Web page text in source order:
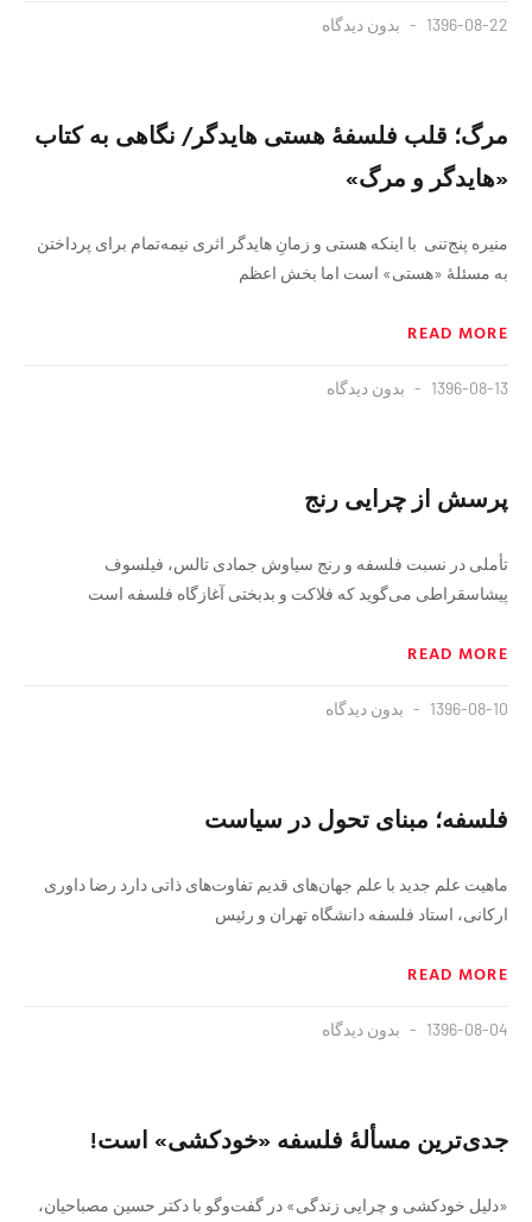
1396-08-22 بدون دیدگاه
مرگ؛ قلب فلسفهٔ هستی هایدگر/ نگاهی به کتاب
«هایدگر و مرگ»
منیره پنج‌تنی با اینکه هستی و زمانِ هایدگر اثری نیمه‌تمام برای پرداختن
به مسئلۀ «هستی» است اما بخش اعظم
READ MORE
1396-08-13 بدون دیدگاه
پرسش از چرایی رنج
تأملی در نسبت فلسفه و رنج سیاوش جمادی تالس، فیلسوف
پیشاسقراطی می‌گوید كه فلاكت و بدبختی آغازگاه فلسفه است
READ MORE
1396-08-10 بدون دیدگاه
فلسفه؛ مبنای تحول در سياست
ماهيت علم جديد با علم جهان‌های قديم تفاوت‌های ذاتی دارد رضا داوری
اركانی، استاد فلسفه دانشگاه تهران و رئيس
READ MORE
1396-08-04 بدون دیدگاه
جدی‌ترین مسألهٔ فلسفه «خودکشی» است!
«دلیل خودکشی و چرایی زندگی» در گفت‌وگو با دکتر حسین مصباحیان،